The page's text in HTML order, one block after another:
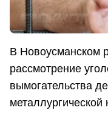
В Новоусманском
рассмотрение
вымогательства